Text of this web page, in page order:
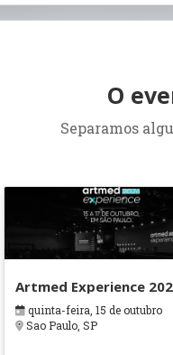
O
Separamos
Artmed Experience
quinta-feira, 15 de outubro
Sao Paulo, SP